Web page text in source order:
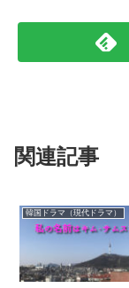
関連記事
韓国ドラマ（現代ドラマ）